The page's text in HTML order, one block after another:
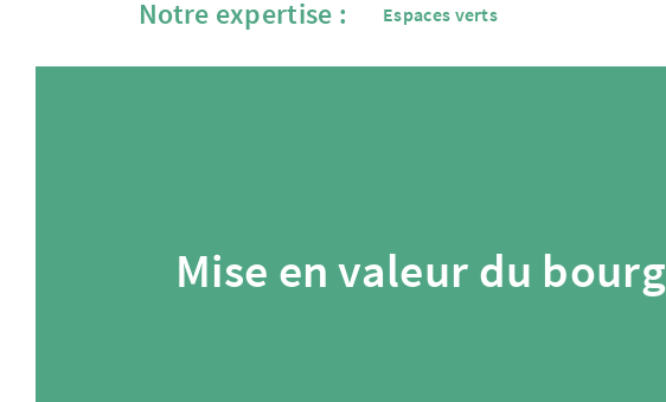
Notre expertise : Espaces verts
Mise en valeur du bourg